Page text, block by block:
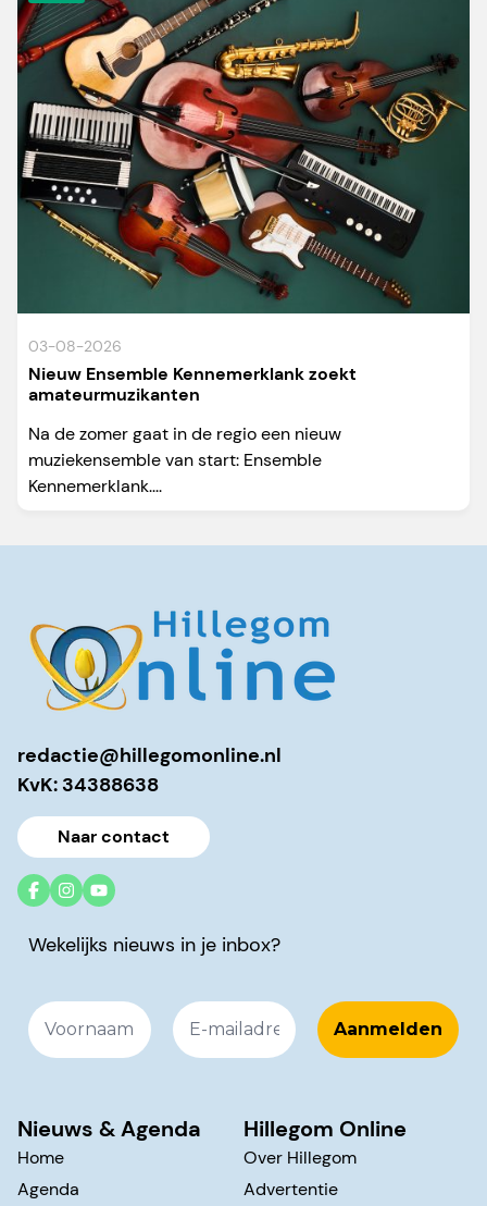
03-08-2026
Nieuw Ensemble Kennemerklank zoekt
amateurmuzikanten
Na de zomer gaat in de regio een nieuw
muziekensemble van start: Ensemble
Kennemerklank....
redactie@hillegomonline.nl
KvK: 34388638
Naar contact
Wekelijks nieuws in je inbox?
Nieuws & Agenda
Home
Agenda
Hillegom Online
Over Hillegom
Advertentie